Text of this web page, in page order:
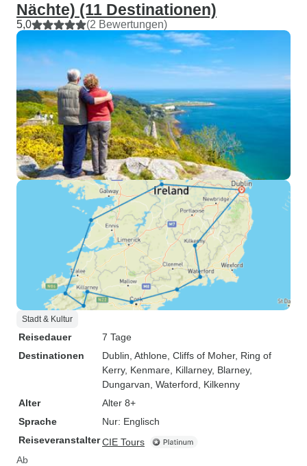
Nächte) (11 Destinationen)
5,0 (2 Bewertungen)
Stadt & Kultur
Reisedauer
7 Tage
Destinationen
Dublin , Athlone , Cliffs of Moher, Ring of
Kerry, Kenmare , Killarney, Blarney,
Dungarvan , Waterford , Kilkenny
Alter
Alter 8+
Sprache
Nur: Englisch
ReiseveranstalterCIE Tours
Ab